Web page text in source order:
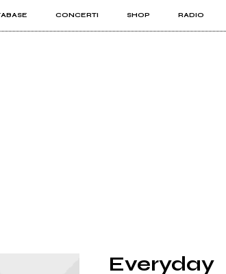
CONCERTI SHOP RADIO
PRO
Everyday